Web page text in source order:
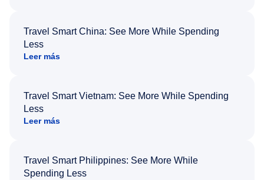
Travel Smart China: See More While Spending
Less
Leer más
Travel Smart Vietnam: See More While Spending
Less
Leer más
Travel Smart Philippines: See More While
Spending Less